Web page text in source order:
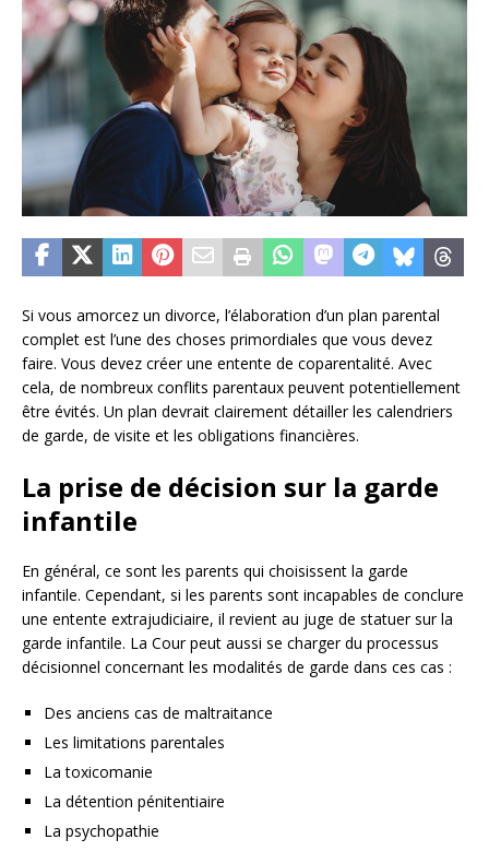
Si vous amorcez un divorce, l’élaboration d’un plan parental
complet est l’une des choses primordiales que vous devez
faire. Vous devez créer une entente de coparentalité. Avec
cela, de nombreux conflits parentaux peuvent potentiellement
être évités. Un plan devrait clairement détailler les calendriers
de garde, de visite et les obligations financières.
La prise de décision sur la garde
infantile
En général, ce sont les parents qui choisissent la garde
infantile. Cependant, si les parents sont incapables de conclure
une entente extrajudiciaire, il revient au juge de statuer sur la
garde infantile. La Cour peut aussi se charger du processus
décisionnel concernant les modalités de garde dans ces cas :
Des anciens cas de maltraitance
Les limitations parentales
La toxicomanie
La détention pénitentiaire
La psychopathie